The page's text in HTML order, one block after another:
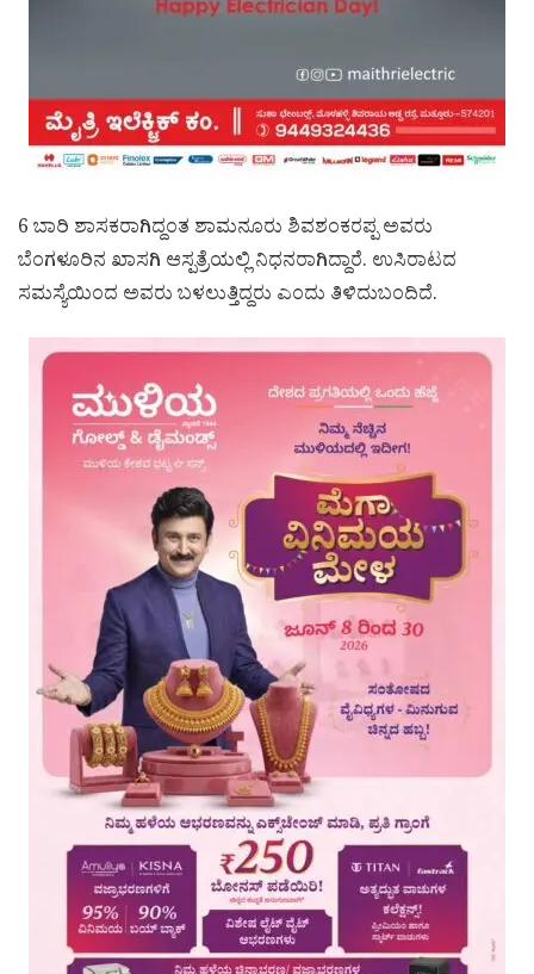
6 ಬಾರಿ ಶಾಸಕರಾಗಿದ್ದಂತ ಶಾಮನೂರು ಶಿವಶಂಕರಪ್ಪ ಅವರು
ಬೆಂಗಳೂರಿನ ಖಾಸಗಿ ಆಸ್ಪತ್ರೆಯಲ್ಲಿ ನಿಧನರಾಗಿದ್ದಾರೆ. ಉಸಿರಾಟದ
ಸಮಸ್ಯೆಯಿಂದ ಅವರು ಬಳಲುತ್ತಿದ್ದರು ಎಂದು ತಿಳಿದುಬಂದಿದೆ.